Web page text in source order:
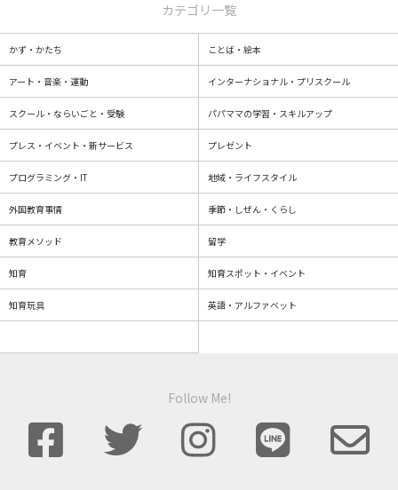
カテゴリ一覧
かず・かたち ことば・絵本
アート・音楽・運動 インターナショナル・プリスクール
スクール・ならいごと・受験 パパママの学習・スキルアップ
プレス・イベント・新サービス プレゼント
プログラミング・IT 地域・ライフスタイル
外国教育事情 季節・しぜん・くらし
教育メソッド 留学
知育 知育スポット・イベント
知育玩具 英語・アルファベット
Follow Me!